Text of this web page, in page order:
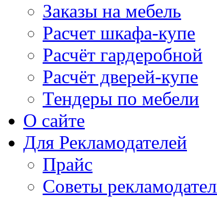
Заказы на мебель
Расчет шкафа-купе
Расчёт гардеробной
Расчёт дверей-купе
Тендеры по мебели
О сайте
Для Рекламодателей
Прайс
Советы